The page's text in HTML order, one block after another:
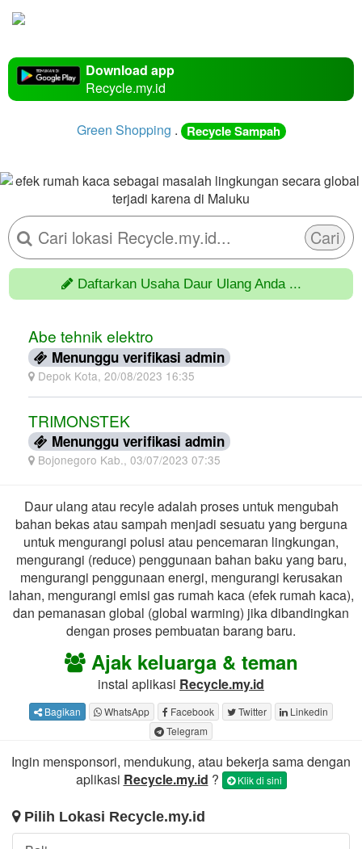
Download app
Recycle.my.id
Green Shopping . Recycle Sampah
Cari
Daftarkan Usaha Daur Ulang Anda ...
Abe tehnik elektro
Menunggu verifikasi admin
Depok Kota, 20/08/2023 16:35
TRIMONSTEK
Menunggu verifikasi admin
Bojonegoro Kab., 03/07/2023 07:35
Daur ulang atau recyle adalah proses untuk mengubah
bahan bekas atau sampah menjadi sesuatu yang berguna
untuk mengurangi polusi atau pencemaran lingkungan,
mengurangi (reduce) penggunaan bahan baku yang baru,
mengurangi penggunaan energi, mengurangi kerusakan
lahan, mengurangi emisi gas rumah kaca (efek rumah kaca),
dan pemanasan global (global warming) jika dibandingkan
dengan proses pembuatan barang baru.
Ajak keluarga & teman
instal aplikasi Recycle.my.id
Bagikan WhatsApp Facebook Twitter
Linkedin
Telegram
Ingin mensponsori, mendukung, atau bekerja sama dengan
aplikasi Recycle.my.id ? Klik di sini
Pilih Lokasi Recycle.my.id